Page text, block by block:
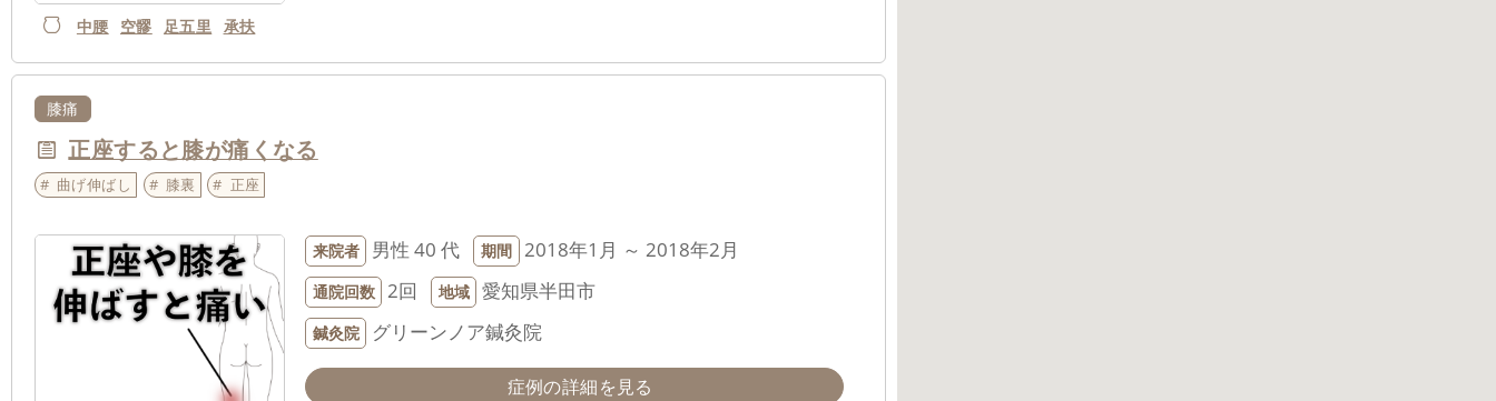
中腰 空髎 足五里 承扶
膝痛
正座すると膝が痛くなる
曲げ伸ばし 膝裏 正座
来院者 男性 40 代 期間 2018年1月 ～ 2018年2月
通院回数 2回 地域 愛知県半田市
鍼灸院 グリーンノア鍼灸院
症例の詳細を見る